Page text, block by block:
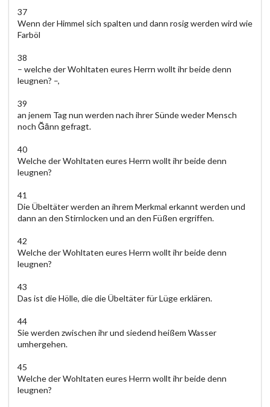
37
Wenn der Himmel sich spalten und dann rosig werden wird wie
Farböl
38
– welche der Wohltaten eures Herrn wollt ihr beide denn
leugnen? –,
39
an jenem Tag nun werden nach ihrer Sünde weder Mensch
noch Ğānn gefragt.
40
Welche der Wohltaten eures Herrn wollt ihr beide denn
leugnen?
41
Die Übeltäter werden an ihrem Merkmal erkannt werden und
dann an den Stirnlocken und an den Füßen ergriffen.
42
Welche der Wohltaten eures Herrn wollt ihr beide denn
leugnen?
43
Das ist die Hölle, die die Übeltäter für Lüge erklären.
44
Sie werden zwischen ihr und siedend heißem Wasser
umhergehen.
45
Welche der Wohltaten eures Herrn wollt ihr beide denn
leugnen?